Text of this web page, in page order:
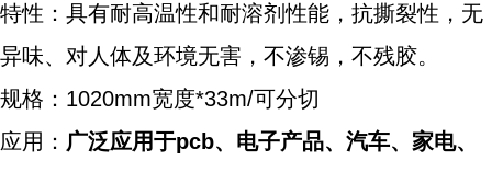
特性：具有耐高温性和耐溶剂性能，抗撕裂性，无
异味、对人体及环境无害，不渗锡，不残胶。
规格：1020mm宽度*33m/可分切
应用： 广泛应用于pcb、电子产品、汽车、家电、